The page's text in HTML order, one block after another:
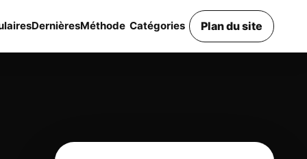
DernièresMéthode Catégories Plan du site